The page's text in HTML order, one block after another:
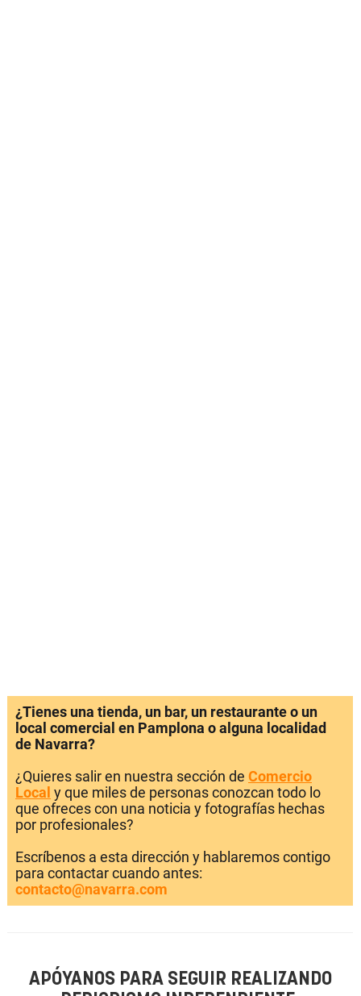
¿Tienes una tienda, un bar, un restaurante o un
local comercial en Pamplona o alguna localidad
de Navarra?
¿Quieres salir en nuestra sección de Comercio
Local y que miles de personas conozcan todo lo
que ofreces con una noticia y fotografías hechas
por profesionales?
Escríbenos a esta dirección y hablaremos contigo
para contactar cuando antes:
contacto@navarra.com
APÓYANOS PARA SEGUIR REALIZANDO